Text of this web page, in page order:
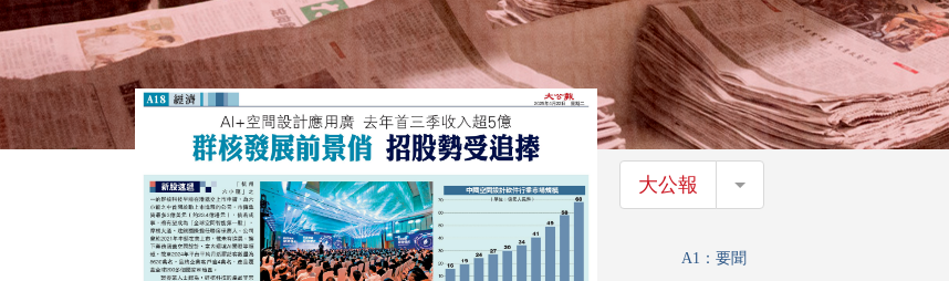
大公報 大公報
A1：要聞